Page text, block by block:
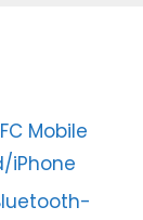
Mobile
iPhone